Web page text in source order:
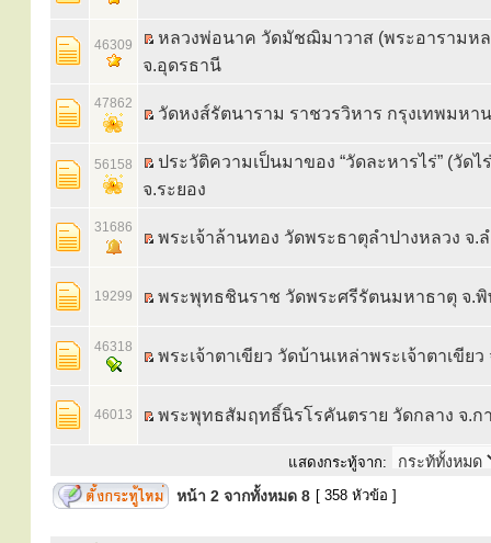
46309
หลวงพ่อนาค วัดมัชฌิมาวาส (พระอารามหล
จ.อุดรธานี
47862
วัดหงส์รัตนาราม ราชวรวิหาร กรุงเทพมหา
56158
ประวัติความเป็นมาของ “วัดละหารไร่” (วัดไ
จ.ระยอง
31686
พระเจ้าล้านทอง วัดพระธาตุลำปางหลวง จ.
19299 พระพุทธชินราช วัดพระศรีรัตนมหาธาตุ จ.
46318 พระเจ้าตาเขียว วัดบ้านเหล่าพระเจ้าตาเขีย
46013 พระพุทธสัมฤทธิ์นิรโรคันตราย วัดกลาง จ.ก
แสดงกระทู้จาก:
หน้า 2 จากทั้งหมด 8 [ 358 หัวข้อ ]